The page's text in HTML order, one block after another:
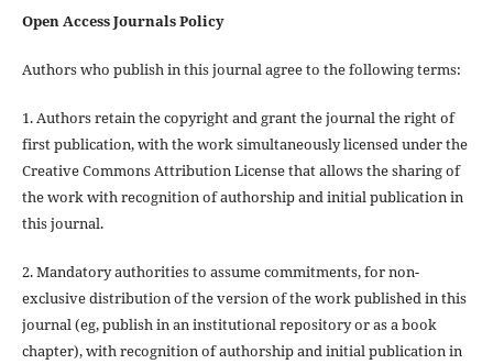
Open Access Journals Policy
Authors who publish in this journal agree to the following terms:
1. Authors retain the copyright and grant the journal the right of
first publication, with the work simultaneously licensed under the
Creative Commons Attribution License that allows the sharing of
the work with recognition of authorship and initial publication in
this journal.
2. Mandatory authorities to assume commitments, for non-
exclusive distribution of the version of the work published in this
journal (eg, publish in an institutional repository or as a book
chapter), with recognition of authorship and initial publication in